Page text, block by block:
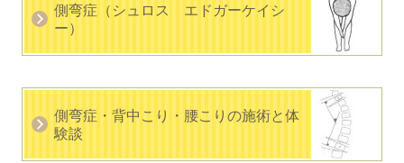
側弯症（シュロス エドガーケイシ
ー）
側弯症・背中こり・腰こりの施術と体
験談